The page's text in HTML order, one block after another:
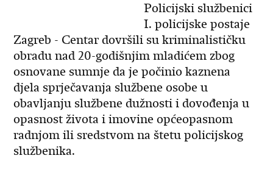
Policijski službenici
I. policijske postaje
Zagreb - Centar dovršili su kriminalističku
obradu nad 20-godišnjim mladićem zbog
osnovane sumnje da je počinio kaznena
djela sprječavanja službene osobe u
obavljanju službene dužnosti i dovođenja u
opasnost života i imovine općeopasnom
radnjom ili sredstvom na štetu policijskog
službenika.